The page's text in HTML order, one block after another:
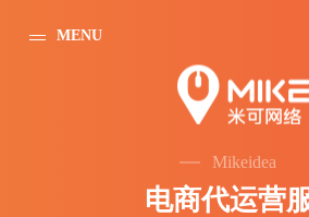
MENU
Mikeidea
电商代运营